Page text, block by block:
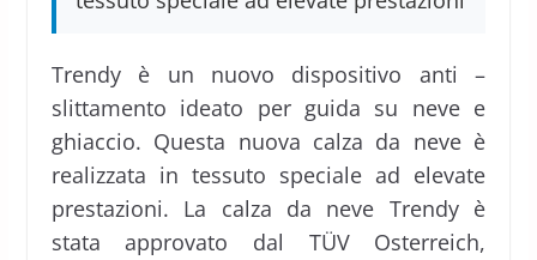
Trendy è un nuovo dispositivo anti –
slittamento ideato per guida su neve e
ghiaccio. Questa nuova calza da neve è
realizzata in tessuto speciale ad elevate
prestazioni. La calza da neve Trendy è
stata approvato dal TÜV Osterreich,